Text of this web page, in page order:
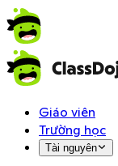
Giáo viên
Trường học
Tài nguyên